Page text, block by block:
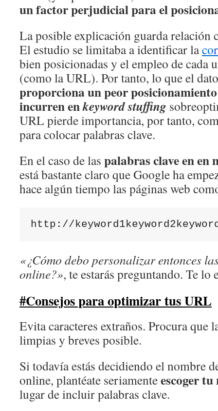
un factor perjudicial para el
La posible explicación guarda relación
El estudio se limitaba a identificar la
bien posicionadas y el empleo de cada
(como la URL). Por tanto, lo que el
proporciona un peor
incurren enkeyword stuffing
URL pierde importancia, por tanto,
para colocar palabras clave.
En el caso de las palabras clave en en
está bastante claro que Google ha
hace algún tiempo las páginas web
http://
«¿Cómo debo personalizar entonces
online?», te estarás preguntando. Te
#Consejos para optimizar tus URL
Evita caracteres extraños. Procura que
limpias y breves posible.
Si todavía estás decidiendo el nombre
online, plantéate seriamenteescoger
lugar de incluir palabras clave.